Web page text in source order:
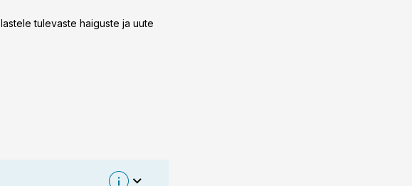
tulevaste haiguste ja uute